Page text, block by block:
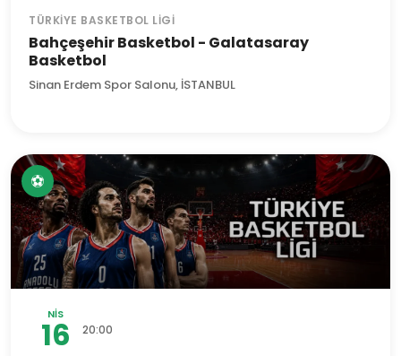
TÜRKIYE BASKETBOL LIGI
Bahçeşehir Basketbol - Galatasaray
Basketbol
Sinan Erdem Spor Salonu, İSTANBUL
⚽
NIS
16 20:00